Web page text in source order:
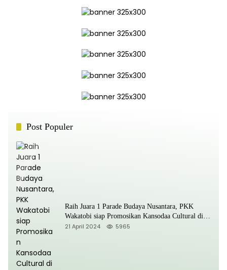
Post Populer
Raih Juara 1 Parade Budaya Nusantara, PKK
Wakatobi siap Promosikan Kansodaa Cultural di
Kancah Nasional
21 April 2024 5965